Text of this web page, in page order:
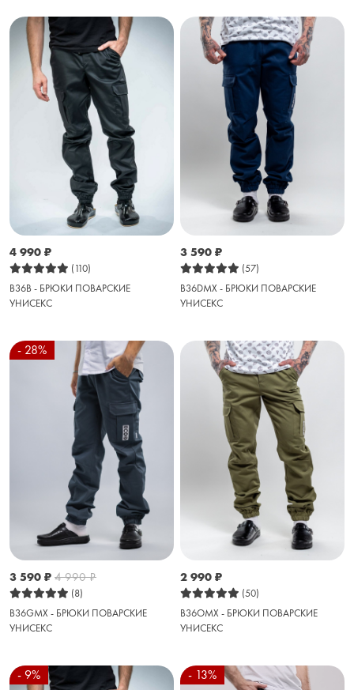
4 990 ₽
(110)
B36B - БРЮКИ ПОВАРСКИЕ
УНИСЕКС
3 590 ₽
(57)
B36DMX - БРЮКИ ПОВАРСКИЕ
УНИСЕКС
- 28%
3 590 ₽ 4 990₽
(8)
B36GMX - БРЮКИ ПОВАРСКИЕ
УНИСЕКС
2 990 ₽
(50)
B36OMX - БРЮКИ ПОВАРСКИЕ
УНИСЕКС
- 9% - 13%